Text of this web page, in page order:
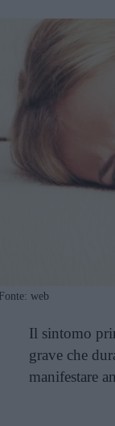
Fonte: web
Il sintomo
grave che
manifestare